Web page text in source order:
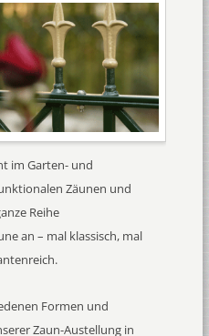
im Garten- und
Zäunen und
Reihe
an – mal klassisch, mal
Formen und
Zaun-Austellung in